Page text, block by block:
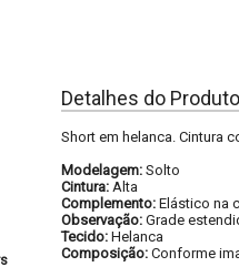
Detalhes do Produto
Short em helanca. Cintura
Modelagem: Solto
Cintura: Alta
Complemento: Elástico na
Observação: Grade
Tecido: Helanca
Composição: Conforme